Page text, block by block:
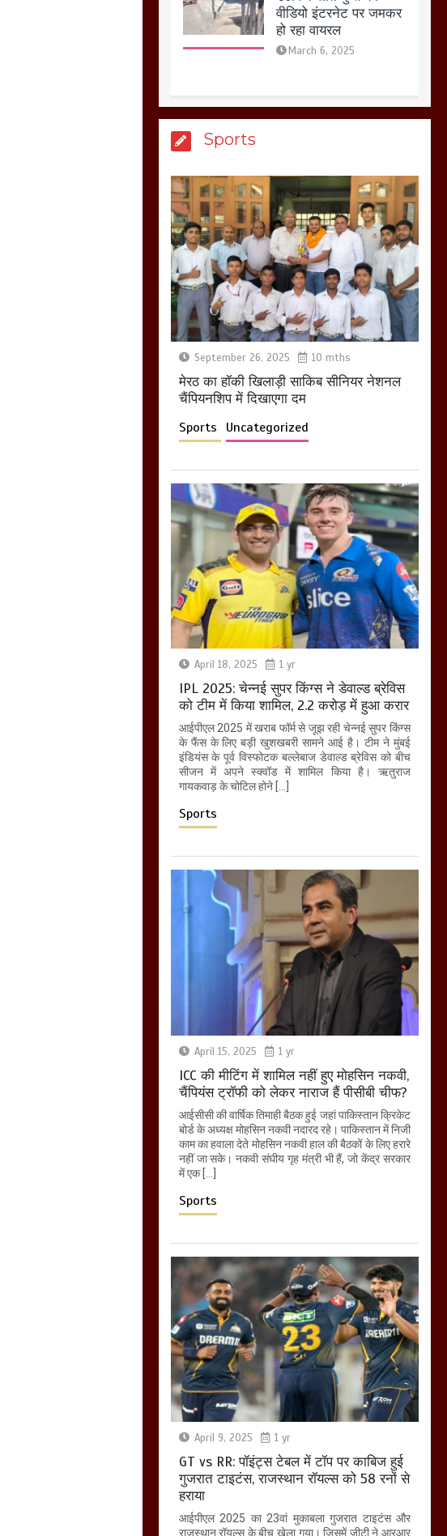
होलिका रखने पर लात मार
कर होलिका को किया तहस
नहस,मोहल्ले वालों के साथ
आखिर क्यों जैनुल
सालीकिन को शहर काजी
नहीं बनने देना चाहते सुने
क्या कहा मौलाना कारी
शफीकुर्रहमान रहमान ने
March 11, 2025
बिजली विभाग से परेशान
होकर बागपत में एक संत ने
सरकार को दी आमरण
अनशन की चेतावनी
Sports
September 26, 2025 10 mths
मेरठ का हाॅकी खिलाड़ी साकिब सीनियर नेशनल
चैंपियनशिप में दिखाएगा दम
Sports Uncategorized
April 18, 2025 1 yr
IPL 2025: चेन्नई सुपर किंग्स ने डेवाल्ड ब्रेविस
को टीम में किया शामिल, 2.2 करोड़ में हुआ करार
आईपीएल 2025 में खराब फॉर्म से जूझ रही चेन्नई सुपर किंग्स
के फैंस के लिए बड़ी खुशखबरी सामने आई है। टीम ने मुंबई
इंडियंस के पूर्व विस्फोटक बल्लेबाज डेवाल्ड ब्रेविस को बीच
सीजन में अपने स्क्वॉड में शामिल किया है। ऋतुराज
गायकवाड़ के चोटिल होने […]
Sports
April 15, 2025 1 yr
ICC की मीटिंग में शामिल नहीं हुए मोहसिन नकवी,
चैंपियंस ट्रॉफी को लेकर नाराज हैं पीसीबी चीफ?
आईसीसी की वार्षिक तिमाही बैठक हुई जहां पाकिस्तान क्रिकेट
बोर्ड के अध्यक्ष मोहसिन नकवी नदारद रहे। पाकिस्तान में निजी
काम का हवाला देते मोहसिन नकवी हाल की बैठकों के लिए हरारे
नहीं जा सके। नकवी संघीय गृह मंत्री भी हैं, जो केंद्र सरकार
में एक […]
Sports
April 9, 2025 1 yr
GT vs RR: पॉइंट्स टेबल में टॉप पर काबिज हुई
गुजरात टाइटंस, राजस्थान रॉयल्स को 58 रनों से
हराया
आईपीएल 2025 का 23वां मुकाबला गुजरात टाइटंस और
राजस्थान रॉयल्स के बीच खेला गया। जिसमें जीटी ने आरआर